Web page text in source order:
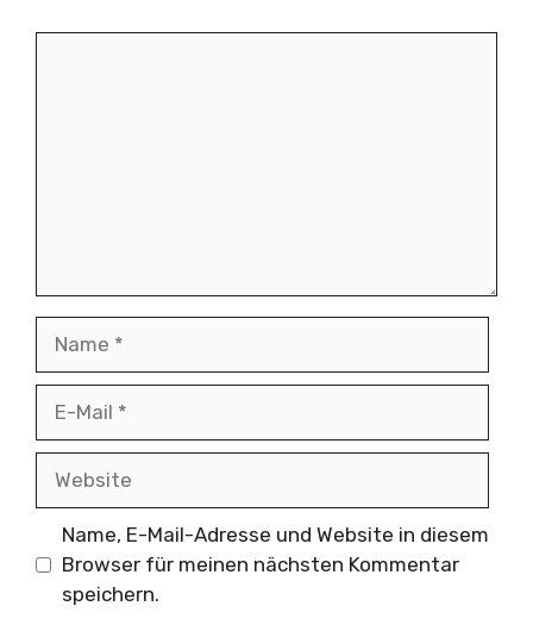
Mail
Name, E-Mail-Adresse und Website in diesem
Browser für meinen nächsten Kommentar
speichern.